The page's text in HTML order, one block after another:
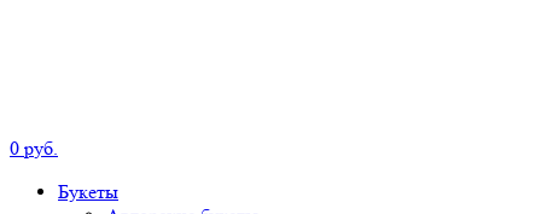
0 руб.
Букеты